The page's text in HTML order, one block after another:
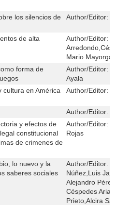
los silencios de
Author/Editor:
de alta
Author/Editor:
Mario Mayorga
forma de
Author/Editor:
Ayala
cultura en América
Author/Editor:
Author/Editor:
y efectos de
constitucional
de crimenes de
Author/Editor:
Rojas
lo nuevo y la
saberes sociales
Author/Editor:
Núñez,Luis
Alejandro
Céspedes
Prieto,Alcira